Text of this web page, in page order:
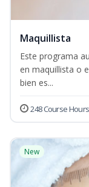
Maquillista
Este programa
en maquillista o
bien es...
248 Course Hours
New